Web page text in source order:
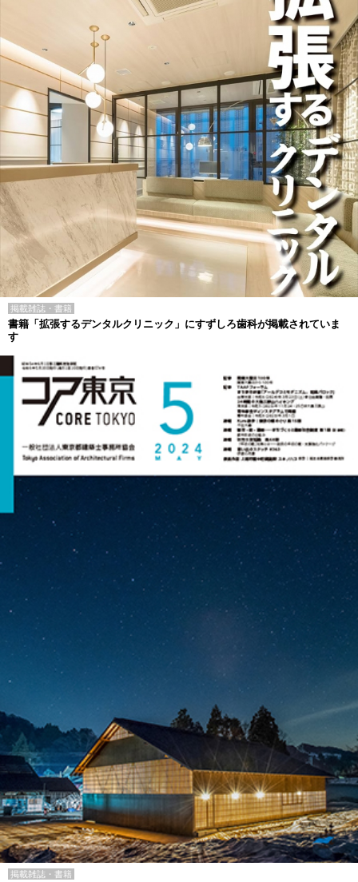
掲載雑誌・書籍
書籍「拡張するデンタルクリニック」にすずしろ歯科が掲載されていま
す
掲載雑誌・書籍